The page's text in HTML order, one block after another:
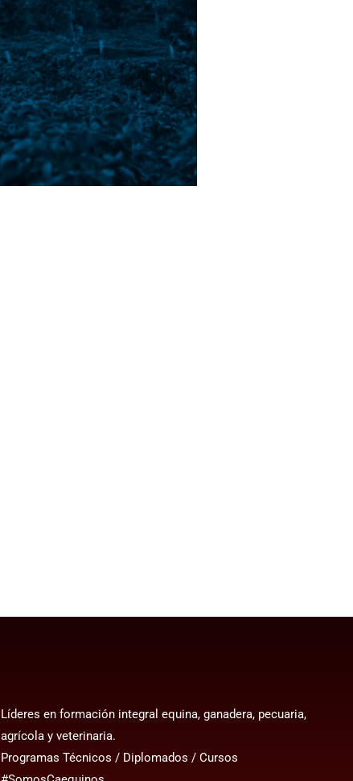
Líderes en formación integral equina, ganadera, pecuaria,
agrícola y veterinaria.
Programas Técnicos / Diplomados / Cursos